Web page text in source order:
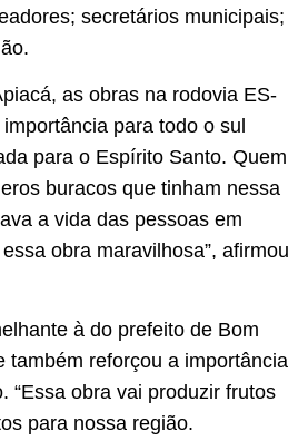
secretários municipais;
as obras na rodovia ES-
para todo o sul
para o Espírito Santo. Quem
buracos que tinham nessa
a vida das pessoas em
obra maravilhosa”, afirmou
à do prefeito de Bom
também reforçou a importância
“Essa obra vai produzir frutos
para nossa região.